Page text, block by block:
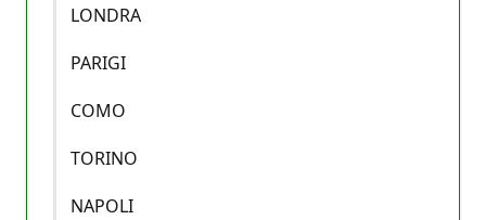
LONDRA
PARIGI
COMO
TORINO
NAPOLI